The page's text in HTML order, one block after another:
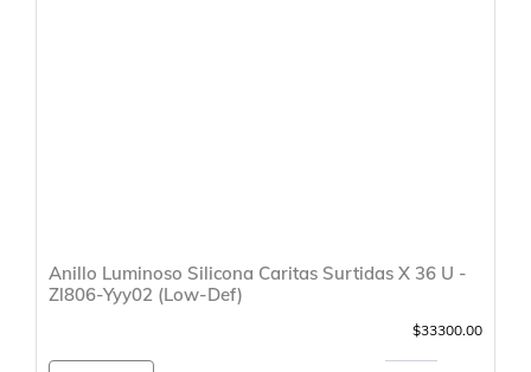
Anillo Luminoso Silicona Caritas Surtidas X 36 U -
Zl806-Yyy02 (Low-Def)
$33300.00